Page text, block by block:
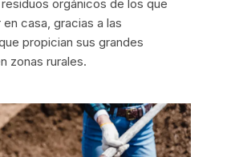
orgánicos de los que
casa, gracias a las
propician sus grandes
zonas rurales.